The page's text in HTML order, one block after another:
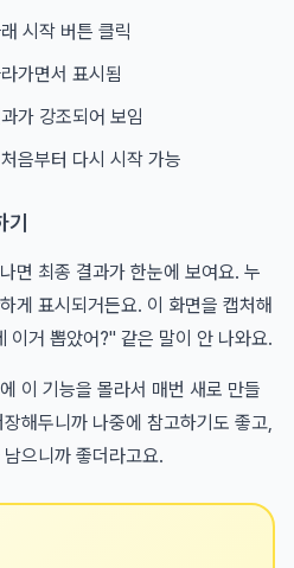
시작 버튼 클릭
가면서 표시됨
가 강조되어 보임
음부터 다시 시작 가능
기
면 최종 결과가 한눈에 보여요. 누
게 표시되거든요. 이 화면을 캡처해
이거 뽑았어?" 같은 말이 안 나와요.
이 기능을 몰라서 매번 새로 만들
해두니까 나중에 참고하기도 좋고,
으니까 좋더라고요.